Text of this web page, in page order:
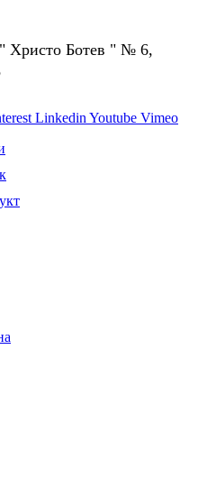
Христо Ботев " № 6,
Linkedin Youtube Vimeo